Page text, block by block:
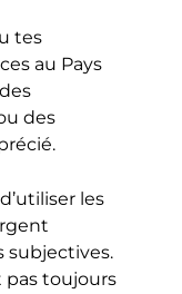
tes
au Pays
des
les
subjectives.
pas toujours